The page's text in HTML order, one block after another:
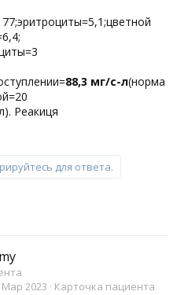
88,3 мг/с-л(норма
Реакиця
для ответа.
Карточка пациента
Мар 2023